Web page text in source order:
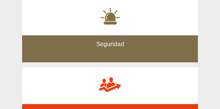
Seguridad